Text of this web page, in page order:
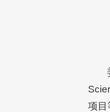
项目